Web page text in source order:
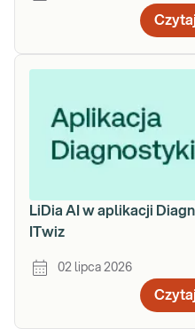
LiDia AI w aplikacji
ITwiz
02 lipca 2026